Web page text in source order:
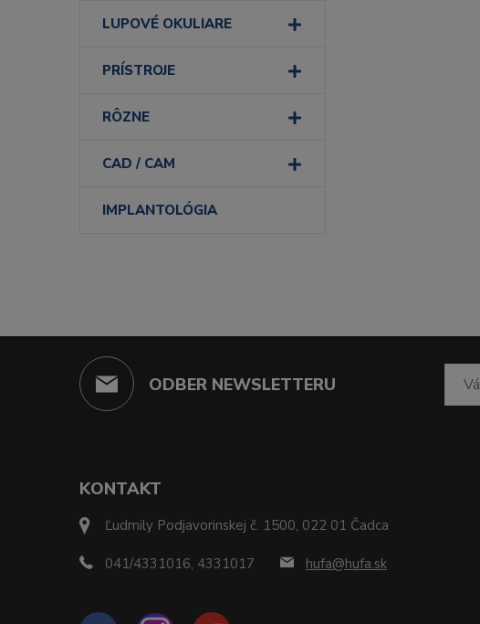
LUPOVÉ OKULIARE
PRÍSTROJE
RÔZNE
CAD / CAM
IMPLANTOLÓGIA
ODBER NEWSLETTERU
KONTAKT
Ľudmily Podjavorinskej č. 1500, 022 01 Čadca
041/4331016, 4331017 hufa@hufa.sk